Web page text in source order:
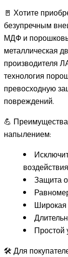
🚪 Хотите
безупречным
МДФ и
металлическая
производителя
технология
превосходную
повреждений.
💪
напылением:
Защита
Широкая
Простой
🛠️ Для